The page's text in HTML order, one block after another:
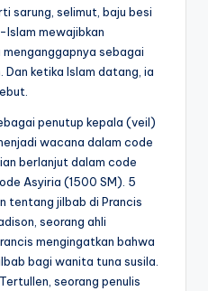
sarung, selimut, baju besi
Islam mewajibkan
sebagai
Dan ketika Islam datang, ia
penutup kepala (veil)
wacana dalam code
berlanjut dalam code
Asyiria (1500 SM). 5
tentang jilbab di Prancis
seorang ahli
mengingatkan bahwa
bagi wanita tuna susila.
seorang penulis